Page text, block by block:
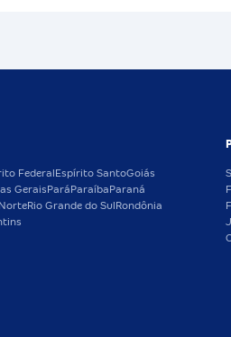
FederalEspírito SantoGoiás
GeraisParáParaíbaParaná
Rio Grande do SulRondônia